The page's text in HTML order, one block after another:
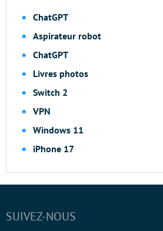
ChatGPT
Aspirateur robot
ChatGPT
Livres photos
Switch 2
VPN
Windows 11
iPhone 17
SUIVEZ-NOUS